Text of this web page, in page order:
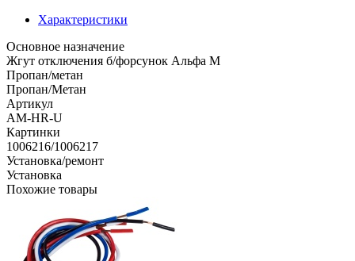
Характеристики
Основное назначение
Жгут отключения б/форсунок Альфа М
Пропан/метан
Пропан/Метан
Артикул
AM-HR-U
Картинки
1006216/1006217
Установка/ремонт
Установка
Похожие товары